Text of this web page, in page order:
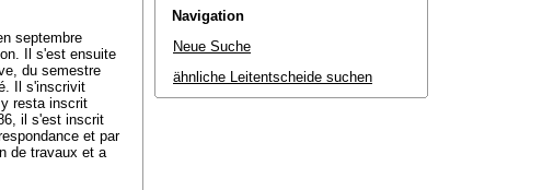
septembre
Il s'est ensuite
du semestre
Il s'inscrivit
resta inscrit
il s'est inscrit
et par
de travaux et a
Navigation
Neue Suche
ähnliche Leitentscheide suchen